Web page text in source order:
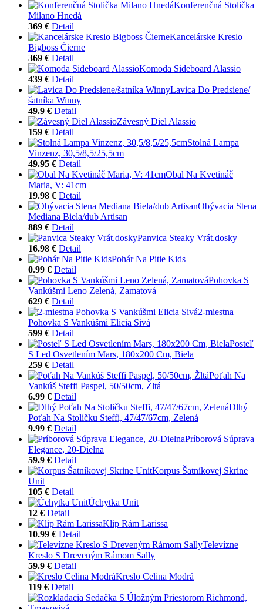
Konferenčná Stolička
Milano Hnedá
369 € Detail
Kancelárske Kreslo
Bigboss Čierne
369 € Detail
Komoda Sideboard Alassio
439 € Detail
Lavica Do Predsiene/
šatníka Winny
49.9 € Detail
Závesný Diel Alassio
159 € Detail
Stolná Lampa
Vinzenz, 30,5/8,5/25,5cm
49.95 € Detail
Obal Na Kvetináč
Maria, V: 41cm
19.98 € Detail
Obývacia Stena
Mediana Biela/dub Artisan
889 € Detail
Panvica Steaky Vrát.dosky
16.98 € Detail
Pohár Na Pitie Kids
0.99 € Detail
Pohovka S
Vankúšmi Leno Zelená, Zamatová
629 € Detail
2-miestna
Pohovka S Vankúšmi Elicia Sivá
599 € Detail
Posteľ
S Led Osvetlením Mars, 180x200 Cm, Biela
259 € Detail
Poťah Na
Vankúš Steffi Paspel, 50/50cm, Žltá
6.99 € Detail
Dlhý
Poťah Na Stoličku Steffi, 47/47/67cm, Zelená
9.99 € Detail
Príborová Súprava
Elegance, 20-Dielna
59.9 € Detail
Korpus Šatníkovej Skrine
Unit
105 € Detail
Úchytka Unit
12 € Detail
Klip Rám Larissa
10.99 € Detail
Televízne
Kreslo S Dreveným Rámom Sally
59.9 € Detail
Kreslo Celina Modrá
119 € Detail